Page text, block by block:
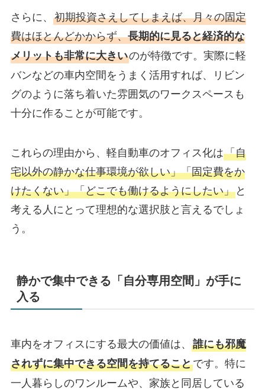
さらに、 初期投資さえしてしまえば、月々の固定
費はほとんどかからず、長期的に見ると経済的な
メリットも非常に大きいのが特徴です。実際に軽
バンなどの車内空間をうまく活用すれば、リビン
グのように落ち着いた雰囲気のワークスペースも
十分に作ることが可能です。
これらの理由から、軽自動車のオフィス化は「自
宅以外の静かな仕事環境が欲しい」「固定費をか
けたくない」「どこでも働けるようにしたい」と
考える人にとって理想的な選択肢と言えるでしょ
う。
静かで集中できる「自分専用空間」が手に
入る
車内をオフィスにする最大の価値は、 誰にも邪魔
されずに集中できる空間を持てることです。特に
一人暮らしのワンルームや、家族と同居している